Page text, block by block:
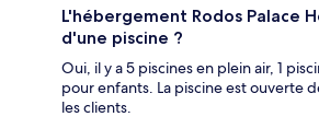
L'hébergement Rodos Palace
d'une piscine ?
Oui, il y a 5 piscines en plein air, 1
pour enfants. La piscine est ouverte
les clients.